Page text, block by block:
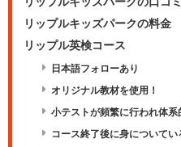
リップルキッズパークの料金
リップル英検コース
日本語フォローあり
オリジナル教材を使用！
小テストが頻繁に行われ体系
コース終了後に身についてい